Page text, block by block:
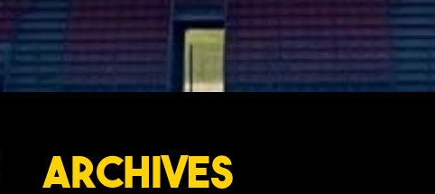
Archives